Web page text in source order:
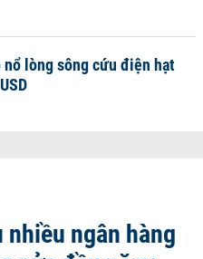
nổ lòng sông cứu điện hạt
ngân hàng